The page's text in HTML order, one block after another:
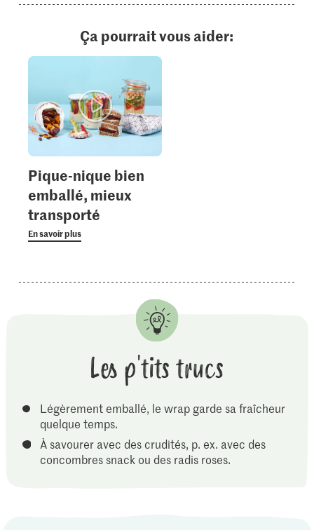
Ça pourrait vous aider:
Pique-nique bien
emballé, mieux
transporté
En savoir plus
Les p'tits trucs
Légèrement emballé, le wrap garde sa fraîcheur
quelque temps.
À savourer avec des crudités, p. ex. avec des
concombres snack ou des radis roses.